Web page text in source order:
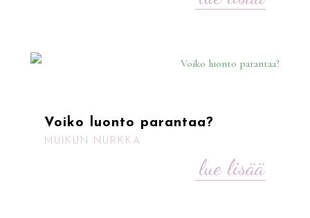
Voiko luonto parantaa?
MUIKUN NURKKA
lue lisää